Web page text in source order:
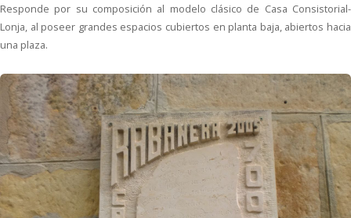
Responde por su composición al modelo clásico de Casa Consistorial-
Lonja, al poseer grandes espacios cubiertos en planta baja, abiertos hacia
una plaza.